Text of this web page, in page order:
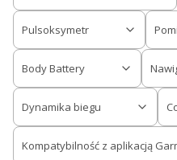
Pulsoksymetr
Body Battery
Dynamika biegu
Kompatybilność z aplikacją